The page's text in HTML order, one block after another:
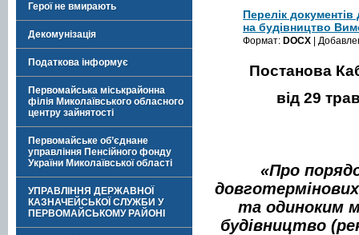
Герої не вмирають
Декомунізація
Податкова інформує
Первомайська міськрайонна
філія Миколаївського обласного
центру зайнятості
Первомайське об’єднане
управління Пенсійного фонду
України Миколаївської області
УПРАВЛІННЯ ДЕРЖАВНОЇ
КАЗНАЧЕЙСЬКОЇ СЛУЖБИ У
ПЕРВОМАЙСЬКОМУ РАЙОНІ
Перелік
на будівництво
Формат: DOCX |
Постанова
від 29
«Про
та одиноким
будівництво